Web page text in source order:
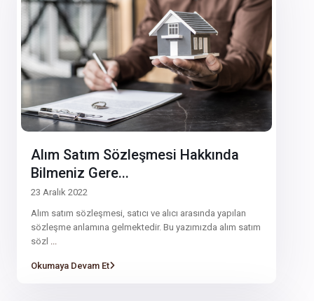
Alım Satım Sözleşmesi Hakkında
Bilmeniz Gere...
23 Aralık 2022
Alım satım sözleşmesi, satıcı ve alıcı arasında yapılan
sözleşme anlamına gelmektedir. Bu yazımızda alım satım
sözl
Okumaya Devam Et